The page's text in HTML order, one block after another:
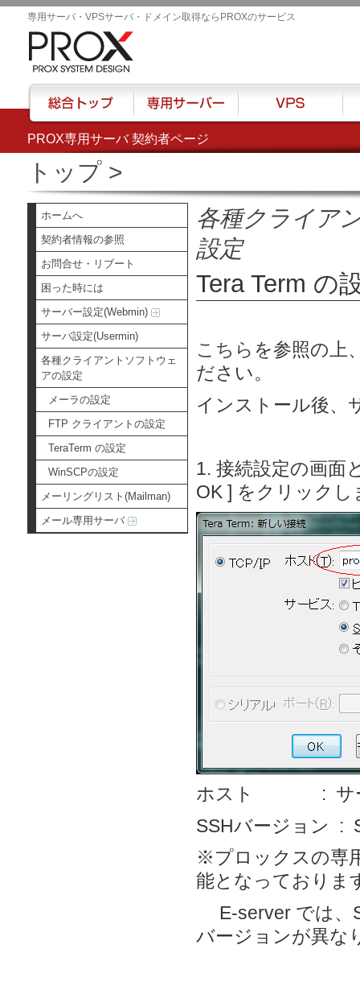
PROX専用サーバ 契約者ページ
専用サーバ・VPSサーバ・ドメイン取得ならPROXのサービス
トップ>
ホームへ
契約者情報の参照
お問合せ・リブート
困った時には
サーバー設定(Webmin)
サーバ設定(Usermin)
各種クライアントソフトウェ
アの設定
メーラの設定
FTP クライアントの設定
TeraTerm の設定
WinSCPの設定
メーリングリスト(Mailman)
メール専用サーバ
各種クライア
設定
Tera Term の
こちら を参照の上
ださい。
インストール後、
1. 接続設定の画面
OK ] をクリックし
ホスト : サーバ
SSHバージョン :
※プロックスの専
能となっておりま
E-server では、
バージョンが異な
総合トップ 専用サーバー VPS ハ